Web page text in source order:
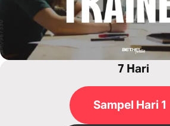
7 Hari
Sampel Hari 1